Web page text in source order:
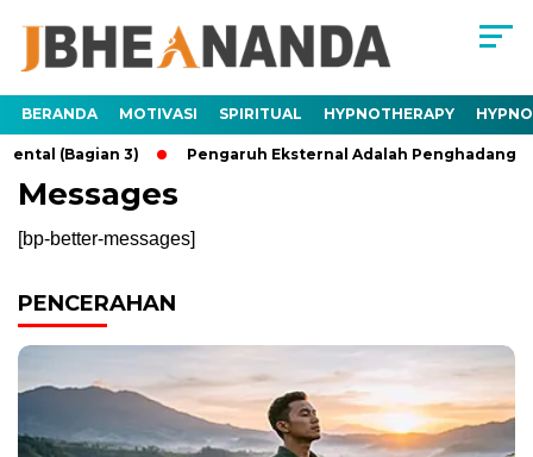
BERANDA MOTIVASI SPIRITUAL HYPNOTHERAPY
(Bagian 3) Pengaruh Eksternal Adalah Penghadang
Messages
[bp-better-messages]
PENCERAHAN